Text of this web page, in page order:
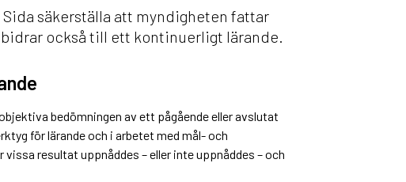
säkerställa att myndigheten fattar
också till ett kontinuerligt lärande.
bedömningen av ett pågående eller avslutat
för lärande och i arbetet med mål- och
resultat uppnåddes – eller inte uppnåddes – och